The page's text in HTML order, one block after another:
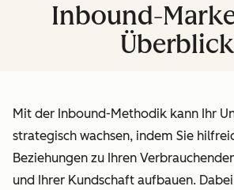
Inbound-
Überblick
Mit der Inbound-Methodik kann Ihr
strategisch wachsen, indem Sie
Beziehungen zu Ihren
und Ihrer Kundschaft aufbauen.